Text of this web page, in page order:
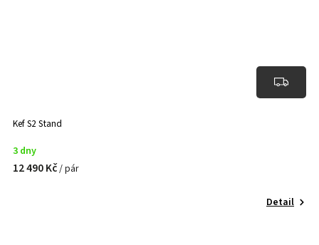
Kef S2 Stand
3 dny
12 490 Kč/ pár
Detail